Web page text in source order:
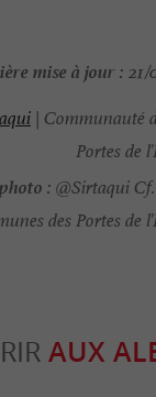
mise à jour : 21/
| Communauté
Portes de
: @Sirtaqui
des Portes de
AUX